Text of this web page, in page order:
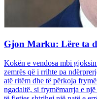
Gjon Marku: Lëre ta
Kokën e vendosa mbi
zemrës që i rrihte pa
atë ritëm dhe të përkoja
ngadaltë, si frymëmarrja e